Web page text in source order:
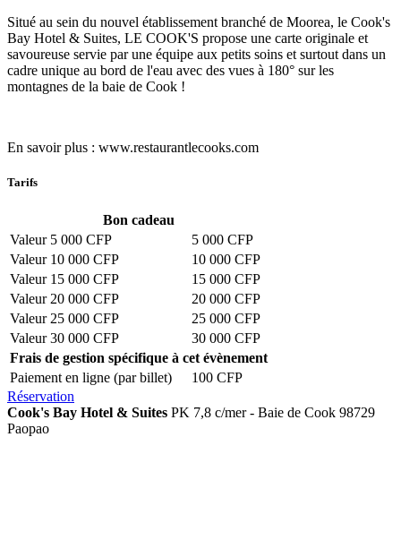
Situé au sein du nouvel établissement branché de Moorea, le Cook's
Bay Hotel & Suites, LE COOK'S propose une carte originale et
savoureuse servie par une équipe aux petits soins et surtout dans un
cadre unique au bord de l'eau avec des vues à 180° sur les
montagnes de la baie de Cook !
En savoir plus : www.restaurantlecooks.com
Tarifs
Bon cadeau
Valeur 5 000 CFP
5 000 CFP
Valeur 10 000 CFP
10 000 CFP
Valeur 15 000 CFP
15 000 CFP
Valeur 20 000 CFP
20 000 CFP
Valeur 25 000 CFP
25 000 CFP
Valeur 30 000 CFP
30 000 CFP
Frais de gestion spécifique à cet évènement
Paiement en ligne (par billet)
100 CFP
Réservation
Cook's Bay Hotel & Suites PK 7,8 c/mer - Baie de Cook 98729
Paopao